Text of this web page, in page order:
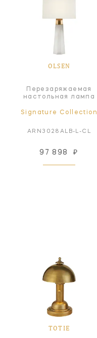
OLSEN
Перезаряжаемая
настольная лампа
Signature Collection
ARN3028ALB-L-CL
97 898 ₽
TOTIE